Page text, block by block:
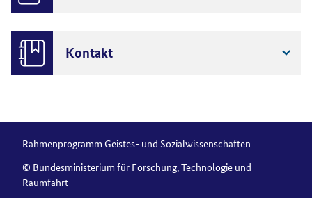
Kontakt
Rahmenprogramm Geistes- und Sozialwissenschaften
© Bundesministerium für Forschung, Technologie und
Raumfahrt